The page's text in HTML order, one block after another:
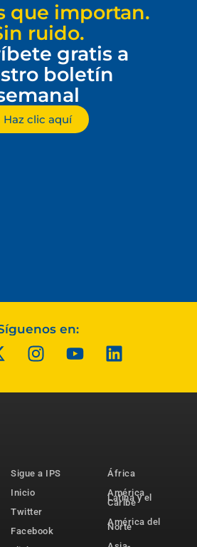
que importan.
ruido.
gratis a
boletín
Haz clic aquí
en:
Sigue a IPS
Inicio
Twitter
Facebook
África
América
Latina y el
Caribe
América del
Norte